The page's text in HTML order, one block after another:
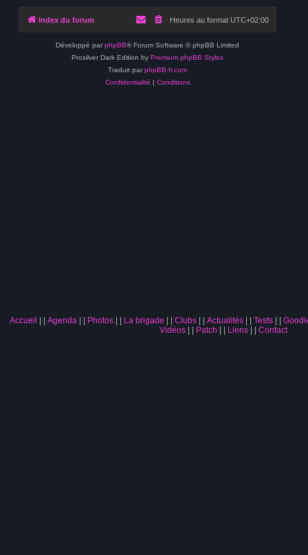
Index du forum Heures au format UTC+02:00
Développé par phpBB® Forum Software © phpBB Limited
Prosilver Dark Edition by Premium phpBB Styles
Traduit par phpBB-fr.com
Confidentialité | Conditions
Accueil Agenda| Photos| La brigade Clubs| Actualités| Tests|
Vidéos| Patch Liens| Contact